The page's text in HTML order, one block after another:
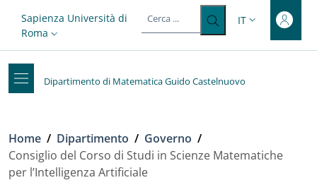
Top-level heading
Slim top
Sapienza Università di
Roma
SELETTORE
IT
Dipartimento di Matematica Guido Castelnuovo
Briciole di pane
Home / Dipartimento / Governo /
Consiglio del Corso di Studi in Scienze Matematiche
per l’Intelligenza Artificiale